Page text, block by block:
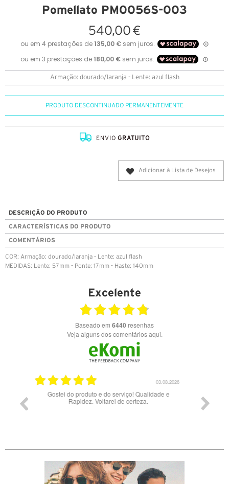
Pomellato PM0056S-003
540,00 €
Armação: dourado/laranja - Lente: azul flash
PRODUTO DESCONTINUADO PERMANENTEMENTE
ENVIOGRATUITO
Adicionar à Lista de Desejos
DESCRIÇÃO DO PRODUTO
CARACTERÍSTICAS DO PRODUTO
COMENTÁRIOS
COR: Armação: dourado/laranja - Lente: azul flash
MEDIDAS: Lente: 57mm - Ponte: 17mm - Haste: 140mm
Excelente
Baseado em 6440 resenhas
Veja alguns dos comentários aqui.
28.07.2026
Bons óculos.